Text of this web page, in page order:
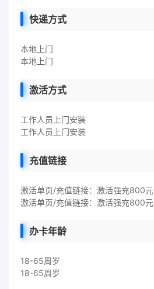
快递方式
本地上门
本地上门
激活方式
工作人员上门安装
工作人员上门安装
充值链接
激活单页/充值链接：激活强充800元
激活单页/充值链接：激活强充800元
办卡年龄
18-65周岁
18-65周岁